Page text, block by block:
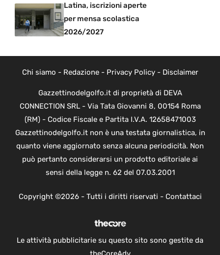
Latina, iscrizioni aperte
per mensa scolastica
2026/2027
Chi siamo - Redazione- Privacy Policy- Disclaimer
Gazzettinodelgolfo.it di proprietà di DEVA
CONNECTION SRL - Via Tata Giovanni 8, 00154 Roma
(RM) - Codice Fiscale e Partita I.V.A. 12658471003
Gazzettinodelgolfo.it non è una testata giornalistica, in
quanto viene aggiornato senza alcuna periodicità. Non
può pertanto considerarsi un prodotto editoriale ai
sensi della legge n. 62 del 07.03.2001
Copyright ©2026 - Tutti i diritti riservati - Contattaci
Le attività pubblicitarie su questo sito sono gestite da